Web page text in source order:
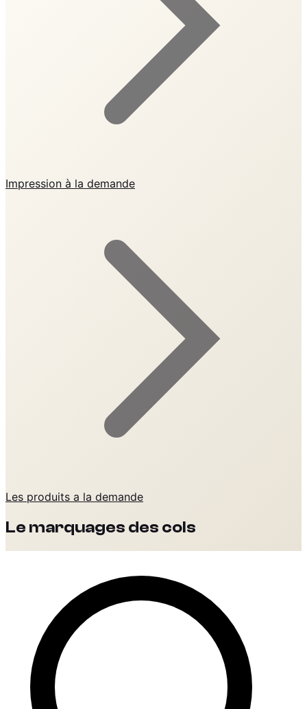
Impression à la demande
Les produits a la demande
Le marquages des cols